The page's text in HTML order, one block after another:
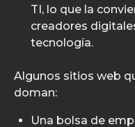
TI, lo que la
creadores
tecnología.
Algunos sitios web
doman:
Una bolsa de